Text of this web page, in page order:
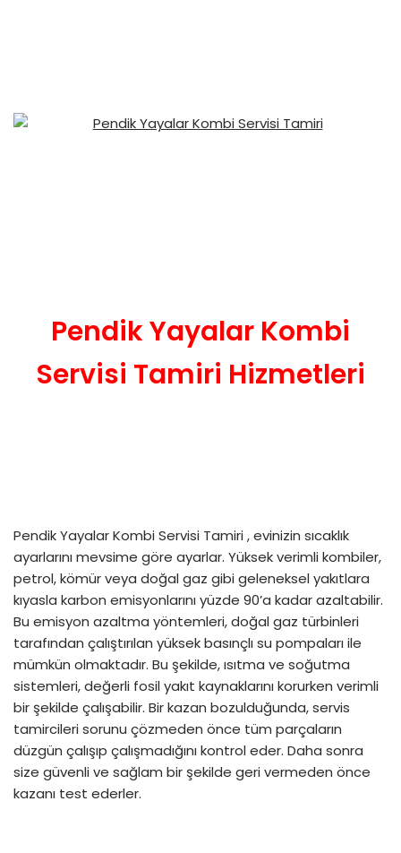
Pendik Yayalar Kombi
Servisi Tamiri Hizmetleri
Pendik Yayalar Kombi Servisi Tamiri , evinizin sıcaklık
ayarlarını mevsime göre ayarlar. Yüksek verimli kombiler,
petrol, kömür veya doğal gaz gibi geleneksel yakıtlara
kıyasla karbon emisyonlarını yüzde 90’a kadar azaltabilir.
Bu emisyon azaltma yöntemleri, doğal gaz türbinleri
tarafından çalıştırılan yüksek basınçlı su pompaları ile
mümkün olmaktadır. Bu şekilde, ısıtma ve soğutma
sistemleri, değerli fosil yakıt kaynaklarını korurken verimli
bir şekilde çalışabilir. Bir kazan bozulduğunda, servis
tamircileri sorunu çözmeden önce tüm parçaların
düzgün çalışıp çalışmadığını kontrol eder. Daha sonra
size güvenli ve sağlam bir şekilde geri vermeden önce
kazanı test ederler.